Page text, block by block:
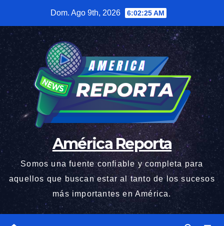
contenido
Dom. Ago 9th, 2026 6:02:26 AM
América Reporta
Somos una fuente confiable y completa para
aquellos que buscan estar al tanto de los sucesos
más importantes en América.